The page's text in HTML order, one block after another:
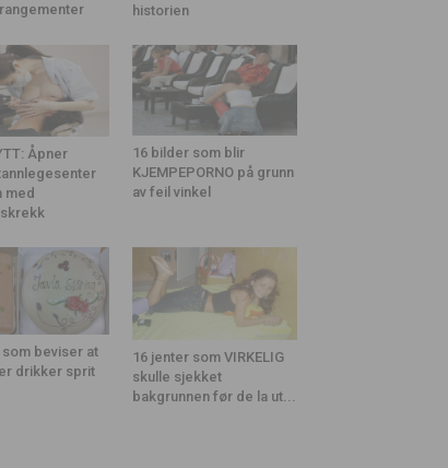
historien
Åpner
med
16 bilder som blir
KJEMPEPORNO på grunn
av feil vinkel
som beviser at
drikker sprit
16 jenter som VIRKELIG
skulle sjekket
bakgrunnen før de la ut...